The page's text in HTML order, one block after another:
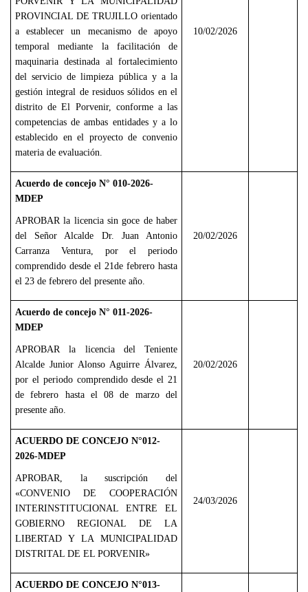
PROVINCIAL DE TRUJILLO orientado
a establecer un mecanismo de apoyo
temporal mediante la facilitación de
maquinaria destinada al fortalecimiento
del servicio de limpieza pública y a la
gestión integral de residuos sólidos en el
distrito de El Porvenir, conforme a las
competencias de ambas entidades y a lo
establecido en el proyecto de convenio
materia de evaluación.
10/02/2026
Acuerdo de concejo N° 010-2026-
MDEP
APROBAR la licencia sin goce de haber
del Señor Alcalde Dr. Juan Antonio
Carranza Ventura, por el periodo
comprendido desde el 21de febrero hasta
el 23 de febrero del presente año.
20/02/2026
Acuerdo de concejo N° 011-2026-
MDEP
APROBAR la licencia del Teniente
Alcalde Junior Alonso Aguirre Álvarez,
por el periodo comprendido desde el 21
de febrero hasta el 08 de marzo del
presente año.
20/02/2026
ACUERDO DE CONCEJO N°012-
2026-MDEP
APROBAR, la suscripción del
«CONVENIO DE COOPERACIÓN
INTERINSTITUCIONAL ENTRE EL
GOBIERNO REGIONAL DE LA
LIBERTAD Y LA MUNICIPALIDAD
DISTRITAL DE EL PORVENIR»
24/03/2026
ACUERDO DE CONCEJO N°013-